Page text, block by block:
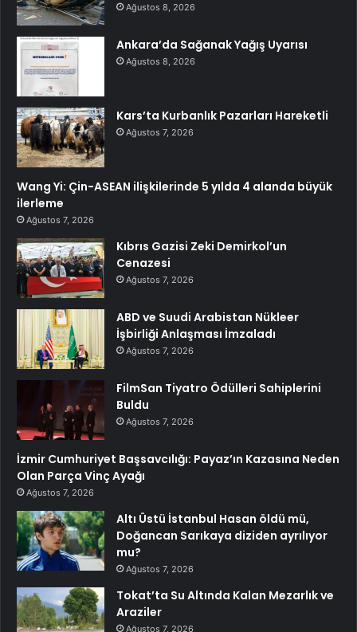
Ağustos 8, 2026
Ankara’da Sağanak Yağış Uyarısı
Ağustos 8, 2026
Kars’ta Kurbanlık Pazarları Hareketli
Ağustos 7, 2026
Wang Yi: Çin-ASEAN ilişkilerinde 5 yılda 4 alanda büyük
ilerleme
Ağustos 7, 2026
Kıbrıs Gazisi Zeki Demirkol’un
Cenazesi
Ağustos 7, 2026
ABD ve Suudi Arabistan Nükleer
İşbirliği Anlaşması İmzaladı
Ağustos 7, 2026
FilmSan Tiyatro Ödülleri Sahiplerini
Buldu
Ağustos 7, 2026
İzmir Cumhuriyet Başsavcılığı: Payaz’ın Kazasına Neden
Olan Parça Vinç Ayağı
Ağustos 7, 2026
Altı Üstü İstanbul Hasan öldü mü,
Doğancan Sarıkaya diziden ayrılıyor
mu?
Ağustos 7, 2026
Tokat’ta Su Altında Kalan Mezarlık ve
Araziler
Ağustos 7, 2026